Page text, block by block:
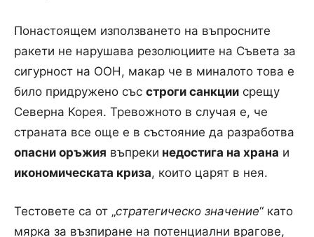
Понастоящем използването на въпросните
ракети не нарушава резолюциите на Съвета за
сигурност на ООН, макар че в миналото това е
било придружено със строги санкции срещу
Северна Корея. Тревожното в случая е, че
страната все още е в състояние да разработва
опасни оръжия въпреки недостига на храна и
икономическата криза, които царят в нея.
Тестовете са от „стратегическо значение“ като
мярка за възпиране на потенциални врагове,